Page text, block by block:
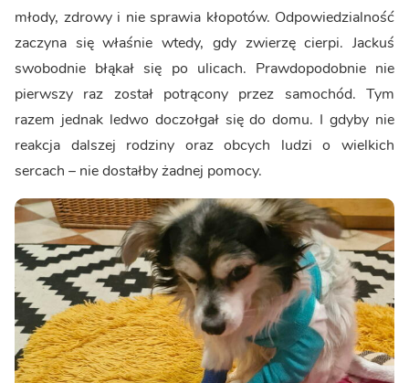
młody, zdrowy i nie sprawia kłopotów. Odpowiedzialność
zaczyna się właśnie wtedy, gdy zwierzę cierpi. Jackuś
swobodnie błąkał się po ulicach. Prawdopodobnie nie
pierwszy raz został potrącony przez samochód. Tym
razem jednak ledwo doczołgał się do domu. I gdyby nie
reakcja dalszej rodziny oraz obcych ludzi o wielkich
sercach – nie dostałby żadnej pomocy.